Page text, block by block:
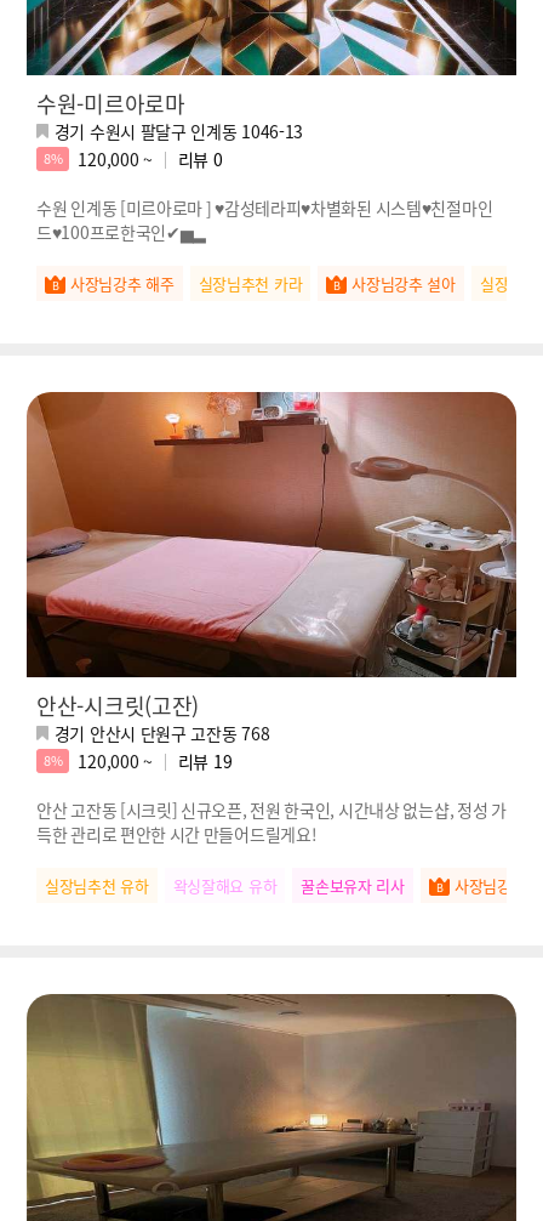
수원-미르아로마
경기 수원시 팔달구 인계동 1046-13
8% 120,000 ~ 리뷰 0
수원 인계동 [미르아로마 ] ♥감성테라피♥차별화된 시스템♥친절마인
드♥100프로한국인✔▅▂
사장님강추 해주 실장님추천 카라 사장님강추 설아 실장님추
안산-시크릿(고잔)
경기 안산시 단원구 고잔동 768
8% 120,000 ~ 리뷰 19
안산 고잔동 [시크릿] 신규오픈, 전원 한국인, 시간내상 없는샵, 정성 가
득한 관리로 편안한 시간 만들어드릴게요!
실장님추천 유하 왁싱잘해요 유하 꿀손보유자 리사 사장님강추